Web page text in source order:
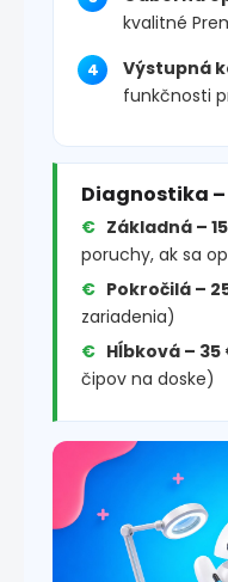
kvalitné
Výstupná
funkčnosti
Diagnostika
Základná –
poruchy, ak sa
Pokročilá –
zariadenia)
Hĺbková – 35
čipov na doske)